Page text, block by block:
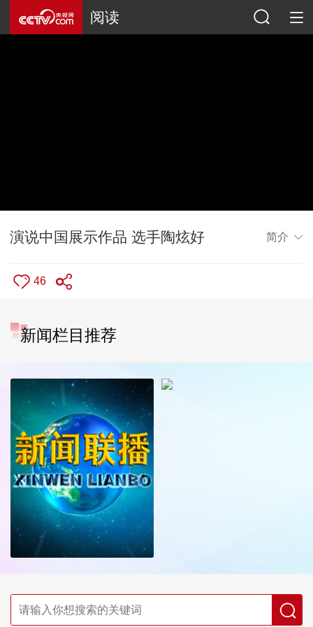
阅读
演说中国展示作品 选手陶炫好 简介
46
新闻栏目推荐